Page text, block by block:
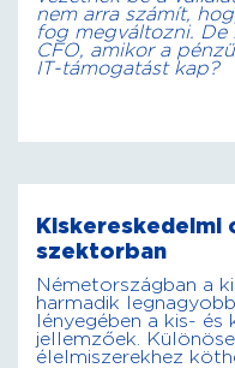
nem arra számít,
fog megváltozni. De
CFO, amikor a
IT-támogatást kap?
Kiskereskedelmi
szektorban
Németországban a
harmadik
lényegében a kis-
jellemzőek.
élelmiszerekhez